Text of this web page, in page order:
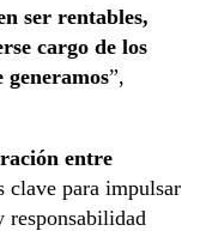
ser rentables,
cargo de los
generamos”,
entre
clave para impulsar
responsabilidad